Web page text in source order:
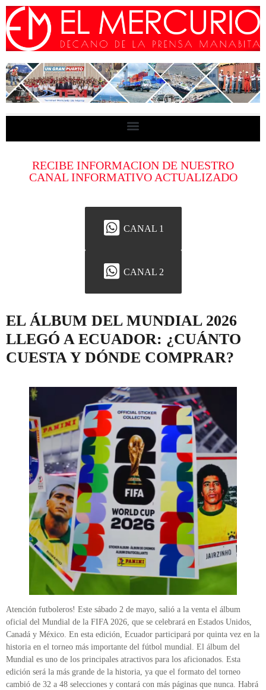
RECIBE INFORMACION DE NUESTRO
CANAL INFORMATIVO ACTUALIZADO
CANAL 1
CANAL 2
EL ÁLBUM DEL MUNDIAL 2026
LLEGÓ A ECUADOR: ¿CUÁNTO
CUESTA Y DÓNDE COMPRAR?
Atención futboleros! Este sábado 2 de mayo, salió a la venta el álbum
oficial del Mundial de la FIFA 2026, que se celebrará en Estados Unidos,
Canadá y México. En esta edición, Ecuador participará por quinta vez en la
historia en el torneo más importante del fútbol mundial. El álbum del
Mundial es uno de los principales atractivos para los aficionados. Esta
edición será la más grande de la historia, ya que el formato del torneo
cambió de 32 a 48 selecciones y contará con más páginas que nunca. Habrá